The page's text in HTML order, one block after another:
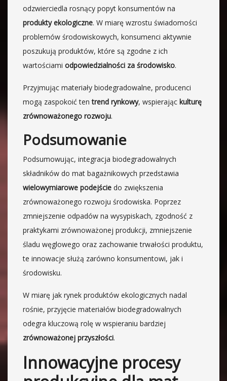
odzwierciedla rosnący popyt konsumentów na
produkty ekologiczne. W miarę wzrostu świadomości
problemów środowiskowych, konsumenci aktywnie
poszukują produktów, które są zgodne z ich
wartościami odpowiedzialności za środowisko.
Przyjmując materiały biodegradowalne, producenci
mogą zaspokoić tentrend rynkowy, wspierając kulturę
zrównoważonego rozwoju.
Podsumowanie
Podsumowując, integracja biodegradowalnych
składników do mat bagażnikowych przedstawia
wielowymiarowe podejście do zwiększenia
zrównoważonego rozwoju środowiska. Poprzez
zmniejszenie odpadów na wysypiskach, zgodność z
praktykami zrównoważonej produkcji, zmniejszenie
śladu węglowego oraz zachowanie trwałości produktu,
te innowacje służą zarówno konsumentowi, jak i
środowisku.
W miarę jak rynek produktów ekologicznych nadal
rośnie, przyjęcie materiałów biodegradowalnych
odegra kluczową rolę w wspieraniu bardziej
zrównoważonej przyszłości.
Innowacyjne procesy